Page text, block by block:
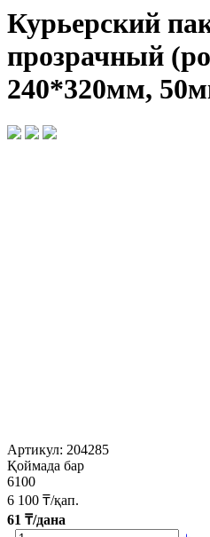
Курьерский
прозрачный
240*320мм,
Артикул: 204285
Қоймада бар
6100
6 100 ₸/қап.
61 ₸/дана